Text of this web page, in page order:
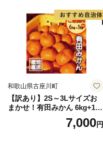
和歌山県古座川町
【訳あり】2S～3Lサイズお
まかせ！有田みかん 6kg+1kg
保証分 11月から12月下旬ま
でに順次発送致します。 / 訳
7,000円